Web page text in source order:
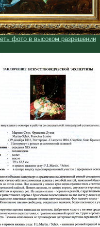
фото в высоком разрешении